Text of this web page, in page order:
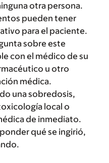
otra persona.
pueden tener
para el paciente.
sobre este
con el médico de su
u otro
médica.
una sobredosis,
local o
de inmediato.
qué se ingirió,